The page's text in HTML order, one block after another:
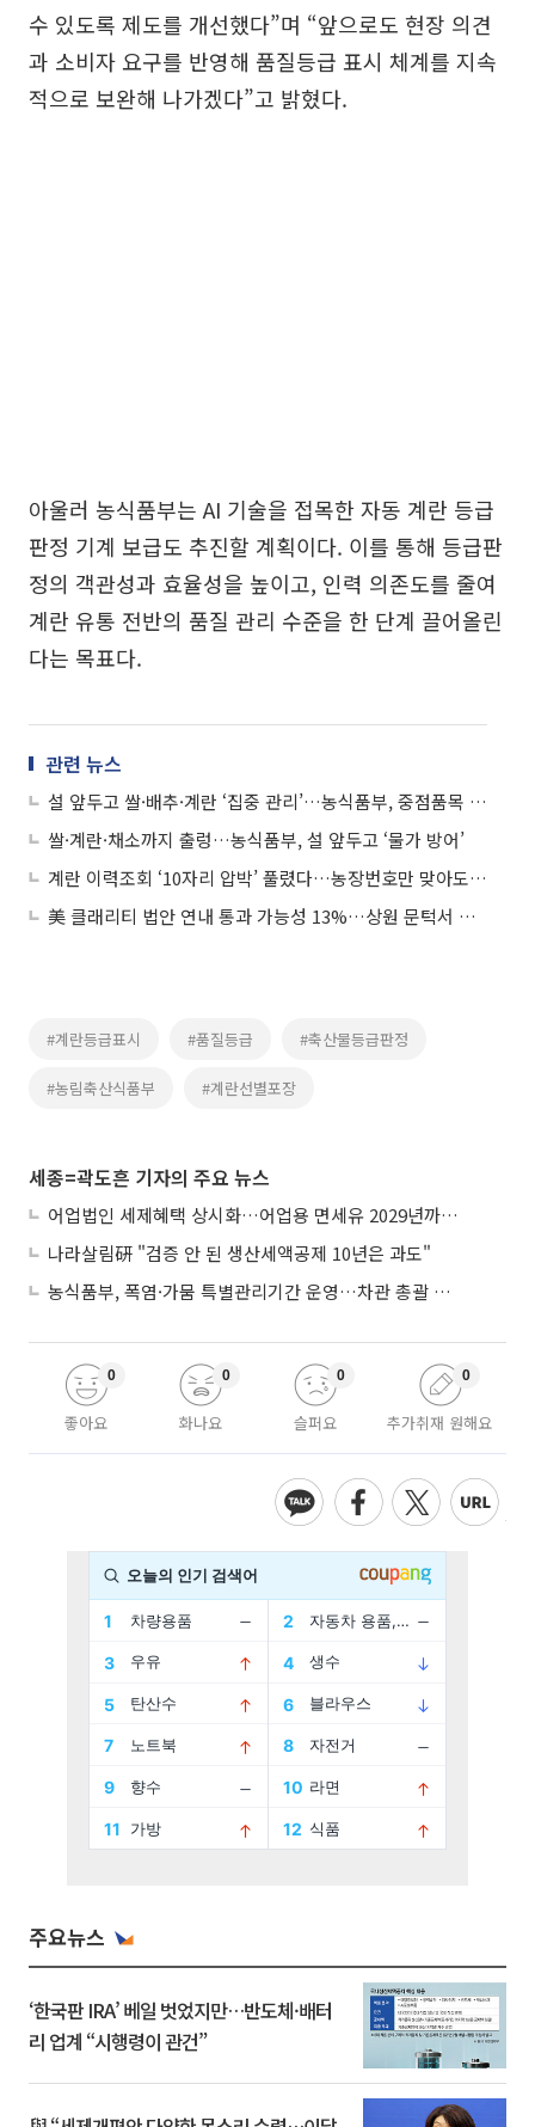
수 있도록 제도를 개선했다”며 “앞으로도 현장 의견
과 소비자 요구를 반영해 품질등급 표시 체계를 지속
적으로 보완해 나가겠다”고 밝혔다.
아울러 농식품부는 AI 기술을 접목한 자동 계란 등급
판정 기계 보급도 추진할 계획이다. 이를 통해 등급판
정의 객관성과 효율성을 높이고, 인력 의존도를 줄여
계란 유통 전반의 품질 관리 수준을 한 단계 끌어올린
다는 목표다.
관련 뉴스
설 앞두고 쌀·배추·계란 ‘집중 관리’…농식품부, 중점품목 매주 점검
쌀·계란·채소까지 출렁…농식품부, 설 앞두고 ‘물가 방어’
계란 이력조회 ‘10자리 압박’ 풀렸다…농장번호만 맞아도 생산지 확인
美 클래리티 법안 연내 통과 가능성 13%…상원 문턱서 제동
#계란등급표시 #품질등급 #축산물등급판정
#농림축산식품부 #계란선별포장
세종=곽도흔 기자의 주요 뉴스
어업법인 세제혜택 상시화…어업용 면세유 2029년까지 연장
나라살림硏 "검증 안 된 생산세액공제 10년은 과도"
농식품부, 폭염·가뭄 특별관리기간 운영…차관 총괄 대응체계 격상
좋아요
0
화나요
0
슬퍼요
0
추가취재 원해요
0
주요뉴스
‘한국판 IRA’ 베일 벗었지만…반도체·배터
리 업계 “시행령이 관건”